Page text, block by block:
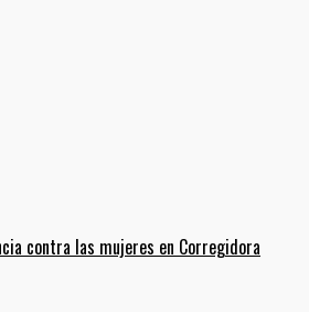
contra las mujeres en Corregidora